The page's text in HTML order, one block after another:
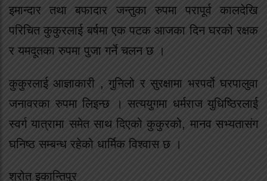
इमान्दार तथा बफादार जन्तुका रुपमा परापूर्व कालदेखि
परिचित कुकुरलाई बर्षमा एक पटक आजका दिन घरको रक्षक
र यमदूतका रुपमा पुजा गर्ने चलन छ ।
कुकुरलाई आज्ञाकारी , गुनिलो र सुरक्षामा भरपर्दो घरपालुवा
जनावरका रुपमा लिइन्छ । सत्ययुगमा धर्मराज युधिष्ठिरलाई
स्वर्ग यात्रामा समेत साथ दिएको कुकुरको, मानव सभ्यतासंग
घनिष्ठ सम्बन्ध रहेको धार्मिक विश्वास छ ।
श्रोत इकान्तिपुर